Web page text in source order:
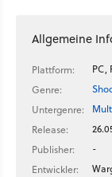
Allgemeine
Plattform:
PC,
Genre:
Untergenre:
Release:
Publisher:
-
Entwickler: